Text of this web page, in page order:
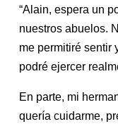
“Alain, espera un
nuestros abuelos.
me permitiré sentir
podré ejercer
En parte, mi
quería cuidarme,